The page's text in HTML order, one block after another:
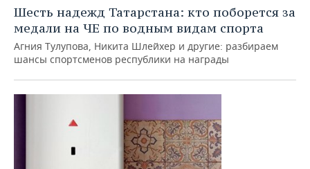
Шесть надежд Татарстана: кто поборется за
медали на ЧЕ по водным видам спорта
Агния Тулупова, Никита Шлейхер и другие: разбираем
шансы спортсменов республики на награды